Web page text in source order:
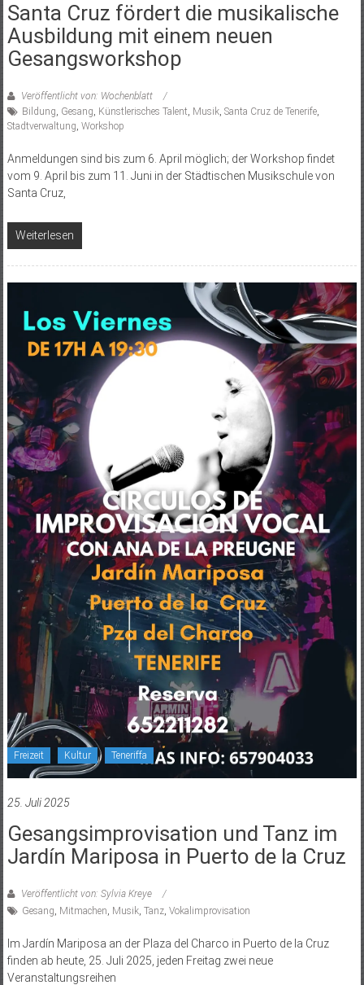
Santa Cruz fördert die musikalische
Ausbildung mit einem neuen
Gesangsworkshop
Veröffentlicht von: Wochenblatt
Bildung, Gesang, Künstlerisches Talent, Musik, Santa Cruz de Tenerife,
Stadtverwaltung, Workshop
Anmeldungen sind bis zum 6. April möglich; der Workshop findet
vom 9. April bis zum 11. Juni in der Städtischen Musikschule von
Santa Cruz,
Weiterlesen
Freizeit Kultur Teneriffa
25. Juli 2025
Gesangsimprovisation und Tanz im
Jardín Mariposa in Puerto de la Cruz
Veröffentlicht von: Sylvia Kreye
Gesang, Mitmachen, Musik, Tanz, Vokalimprovisation
Im Jardín Mariposa an der Plaza del Charco in Puerto de la Cruz
finden ab heute, 25. Juli 2025, jeden Freitag zwei neue
Veranstaltungsreihen